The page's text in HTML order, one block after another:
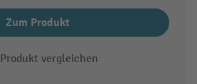
Zum Produkt
Produkt vergleichen